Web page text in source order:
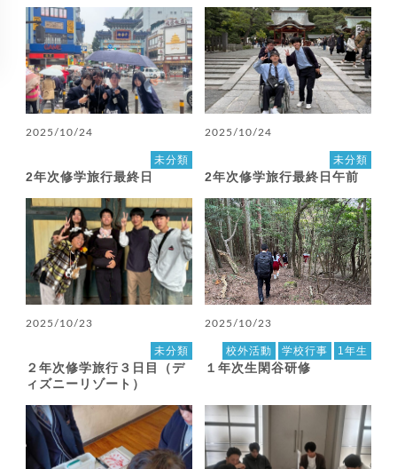
2025/10/24
未分類
2年次修学旅行最終日
2025/10/24
未分類
2年次修学旅行最終日午前
2025/10/23
未分類
２年次修学旅行３日目（デ
ィズニーリゾート）
2025/10/23
1年生
学校行事
校外活動
１年次生閑谷研修